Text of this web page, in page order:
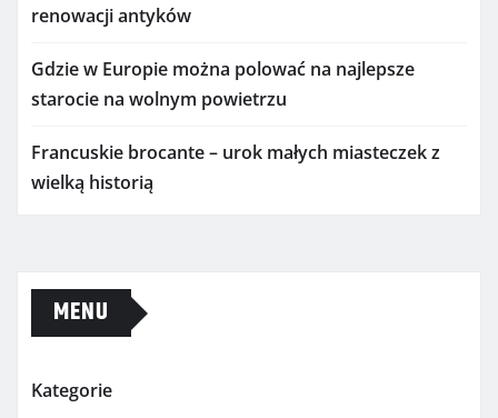
renowacji antyków
Gdzie w Europie można polować na najlepsze
starocie na wolnym powietrzu
Francuskie brocante – urok małych miasteczek z
wielką historią
MENU
Kategorie